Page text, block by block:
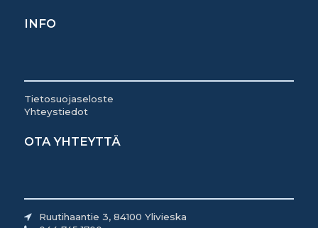
INFO
Tietosuojaseloste
Yhteystiedot
OTA YHTEYTTÄ
Ruutihaantie 3, 84100 Ylivieska